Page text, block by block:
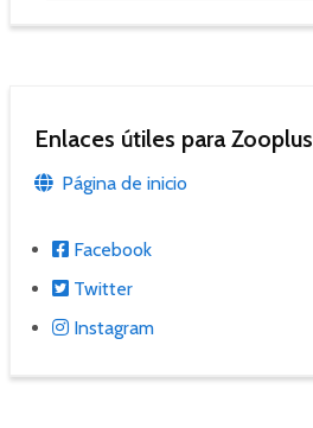
Enlaces útiles para Zooplus
Página de inicio
Facebook
Twitter
Instagram